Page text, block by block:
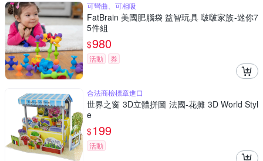
可彎曲、可相吸
FatBrain 美國肥腦袋 益智玩具 啵啵家族-迷你7
5件組
$980
活動 券
合法商檢標章進口
世界之窗 3D立體拼圖 法國-花攤 3D World Styl
e
$199
活動